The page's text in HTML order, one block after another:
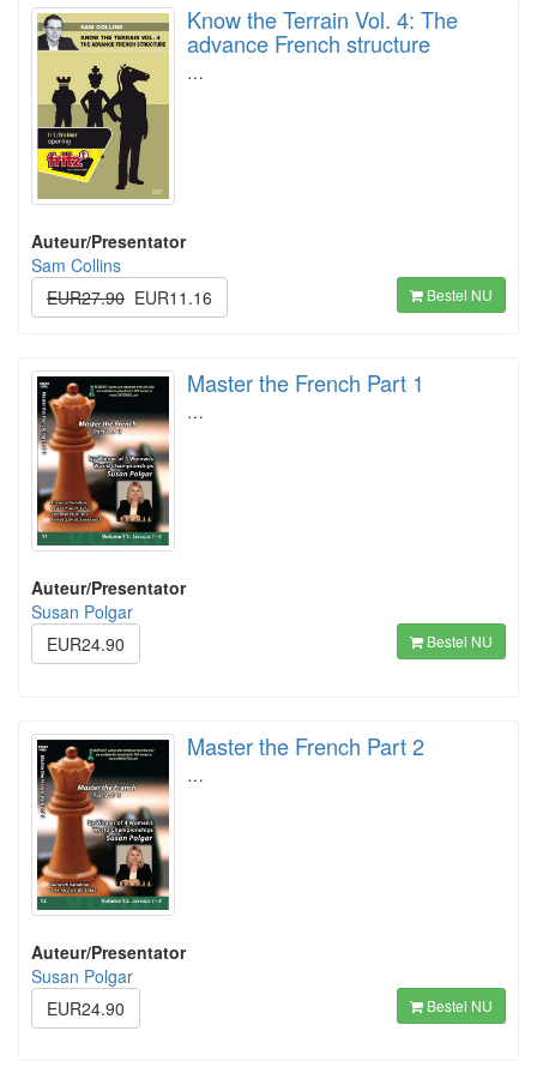
Know the Terrain Vol. 4: The
advance French structure
…
Auteur/Presentator
Sam Collins
EUR27.90 EUR11.16 Bestel NU
Master the French Part 1
…
Auteur/Presentator
Susan Polgar
EUR24.90
Bestel NU
Master the French Part 2
…
Auteur/Presentator
Susan Polgar
EUR24.90
Bestel NU